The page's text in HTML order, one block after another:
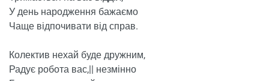
У день народження бажаємо
Чаще відпочивати від справ.
Колектив нехай буде дружним,
Радує робота вас,|| незмінно